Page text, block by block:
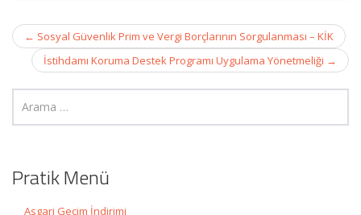
Post
navigation
← Sosyal Güvenlik Prim ve Vergi Borçlarının Sorgulanması – KİK
İstihdamı Koruma Destek Programı Uygulama Yönetmeliği →
Pratik Menü
Asgari Geçim İndirimi